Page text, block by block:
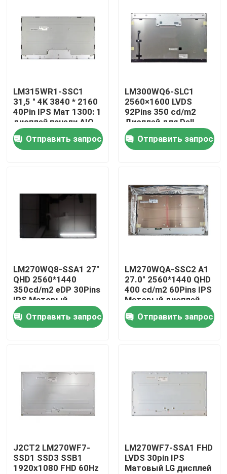
О Компании
Продукция
Видео
Замена экрана Dell LCD
Замена экрана HP LCD
Замена экрана Macbook LCD
LM315WR1-SSC1
31,5 " 4K 3840 * 2160
40Pin IPS Мат 1300: 1
дисплей панели AIO
Отправить запрос
LM300WQ6-SLC1
2560×1600 LVDS
92Pins 350 cd/m2
Дисплей для Dell
UltraSharp U3014
Отправить запрос
LM270WQ8-SSA1 27"
QHD 2560*1440
350cd/m2 eDP 30Pins
IPS Матовый
дисплей AIO
Отправить запрос
LM270WQA-SSC2 A1
27.0" 2560*1440 QHD
400 cd/m2 60Pins IPS
Матовый дисплей
Отправить запрос
J2CT2 LM270WF7-
SSD1 SSD3 SSB1
1920x1080 FHD 60Hz
LM270WF7-SSA1 FHD
LVDS 30pin IPS
Матовый LG дисплей